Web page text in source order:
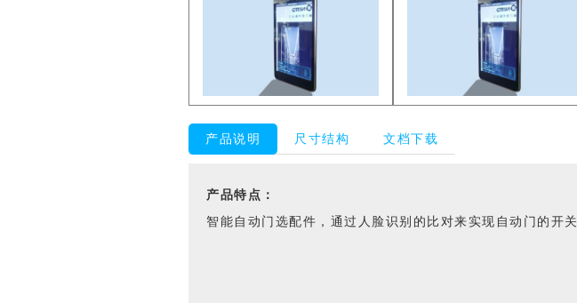
产品说明 尺寸结构 文档下载
产品特点：
智能自动门选配件，通过人脸识别的比对来实现自动门的开关